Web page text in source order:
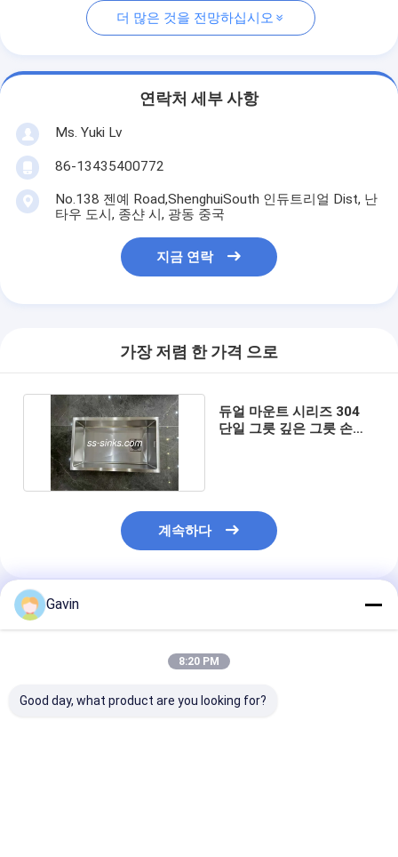
더 많은 것을 전망하십시오
연락처 세부 사항
Ms. Yuki Lv
86-13435400772
No.138 젠예 Road,ShenghuiSouth 인듀트리얼 Dist, 난
타우 도시, 종샨 시, 광동 중국
지금 연락
가장 저렴 한 가격 으로
듀얼 마운트 시리즈 304
단일 그릇 깊은 그릇 손으
계속하다
추천된 제품
Gavin
8:20 PM
Good day, what product are you looking for?